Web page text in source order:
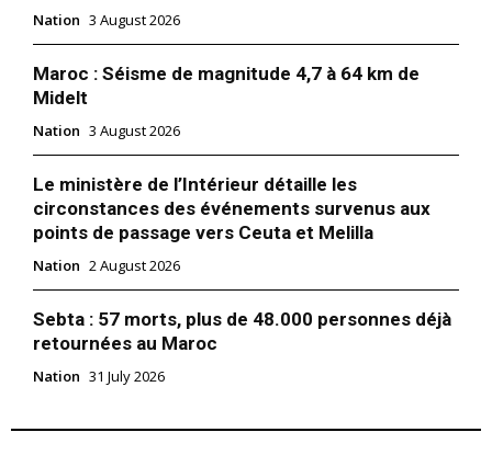
Nation 3 August 2026
Maroc : Séisme de magnitude 4,7 à 64 km de
Midelt
Nation 3 August 2026
Le ministère de l’Intérieur détaille les
circonstances des événements survenus aux
points de passage vers Ceuta et Melilla
Nation 2 August 2026
Sebta : 57 morts, plus de 48.000 personnes déjà
retournées au Maroc
Nation 31 July 2026